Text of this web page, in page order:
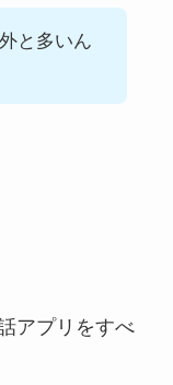
と多いん
アプリをすべ